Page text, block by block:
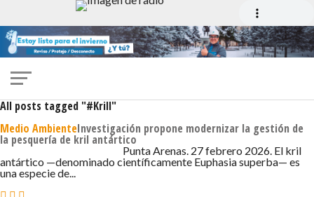
All posts tagged "#Krill"
Medio AmbienteInvestigación propone modernizar la gestión de
la pesquería de kril antártico
27 DE FEBRERO DE 2026 - 10:49 Punta Arenas. 27 febrero 2026. El kril
antártico —denominado científicamente Euphasia superba— es
una especie de...